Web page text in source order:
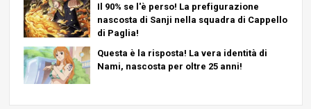
Il 90% se l'è perso! La prefigurazione
nascosta di Sanji nella squadra di Cappello
di Paglia!
Questa è la risposta! La vera identità di
Nami, nascosta per oltre 25 anni!